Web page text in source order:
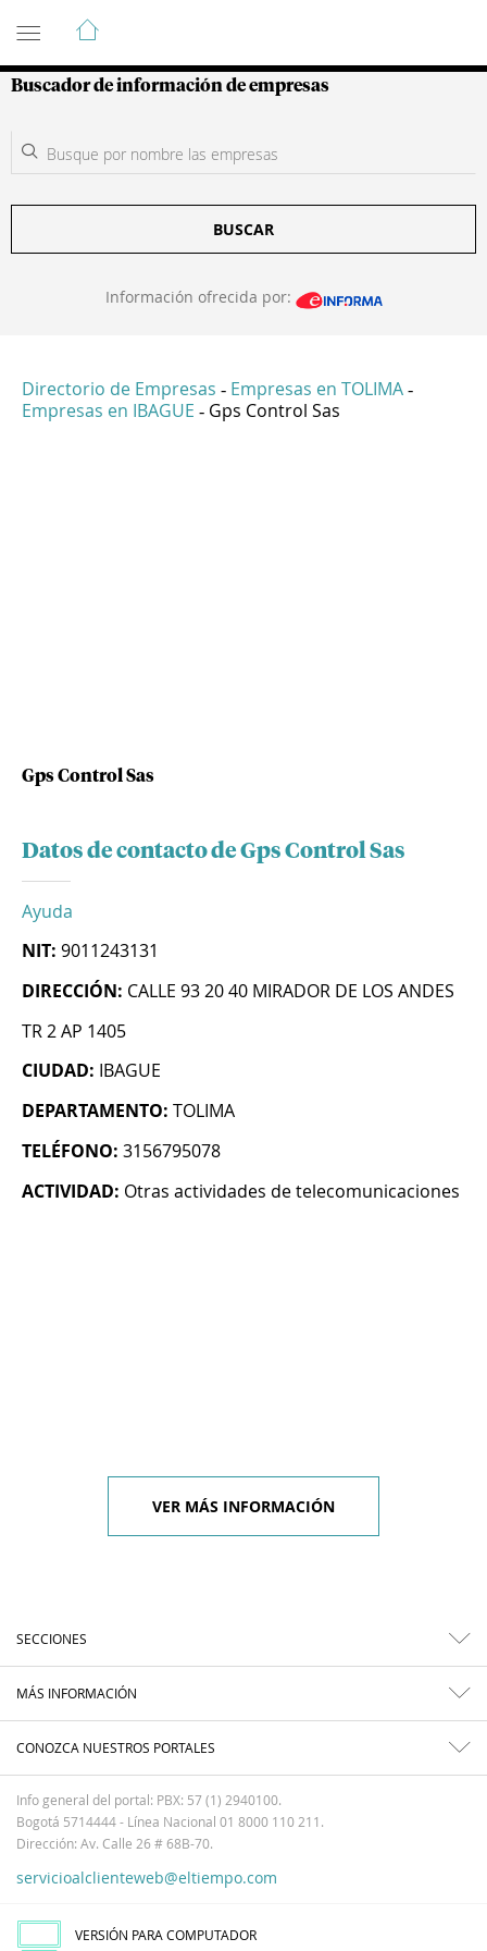
Guía de Empresas Colombianas
Buscador de información de empresas
BUSCAR
Información ofrecida por:
Directorio de Empresas - Empresas en TOLIMA -
Empresas en IBAGUE - Gps Control Sas
Gps Control Sas
Datos de contacto de Gps Control Sas
Ayuda
NIT: 9011243131
DIRECCIÓN: CALLE 93 20 40 MIRADOR DE LOS ANDES
TR 2 AP 1405
CIUDAD: IBAGUE
DEPARTAMENTO: TOLIMA
TELÉFONO: 3156795078
ACTIVIDAD: Otras actividades de telecomunicaciones
VER MÁS INFORMACIÓN
SECCIONES
MÁS INFORMACIÓN
CONOZCA NUESTROS PORTALES
Info general del portal: PBX: 57 (1) 2940100.
Bogotá 5714444 - Línea Nacional 01 8000 110 211.
Dirección: Av. Calle 26 # 68B-70.
servicioalclienteweb@eltiempo.com
VERSIÓN PARA COMPUTADOR